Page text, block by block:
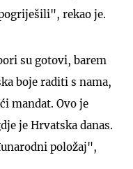
rekao je.
su gotovi, barem
boje raditi s nama,
mandat. Ovo je
je Hrvatska danas.
položaj",